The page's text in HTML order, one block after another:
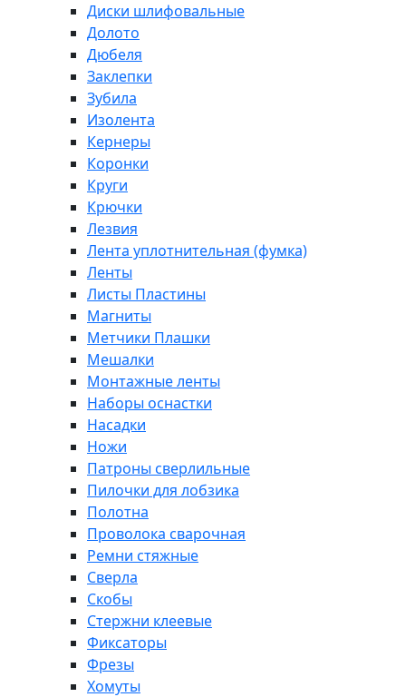
Диски шлифовальные
Долото
Дюбеля
Заклепки
Зубила
Изолента
Кернеры
Коронки
Круги
Крючки
Лезвия
Лента уплотнительная (фумка)
Ленты
Листы Пластины
Магниты
Метчики Плашки
Мешалки
Монтажные ленты
Наборы оснастки
Насадки
Ножи
Патроны сверлильные
Пилочки для лобзика
Полотна
Проволока сварочная
Ремни стяжные
Сверла
Скобы
Стержни клеевые
Фиксаторы
Фрезы
Хомуты